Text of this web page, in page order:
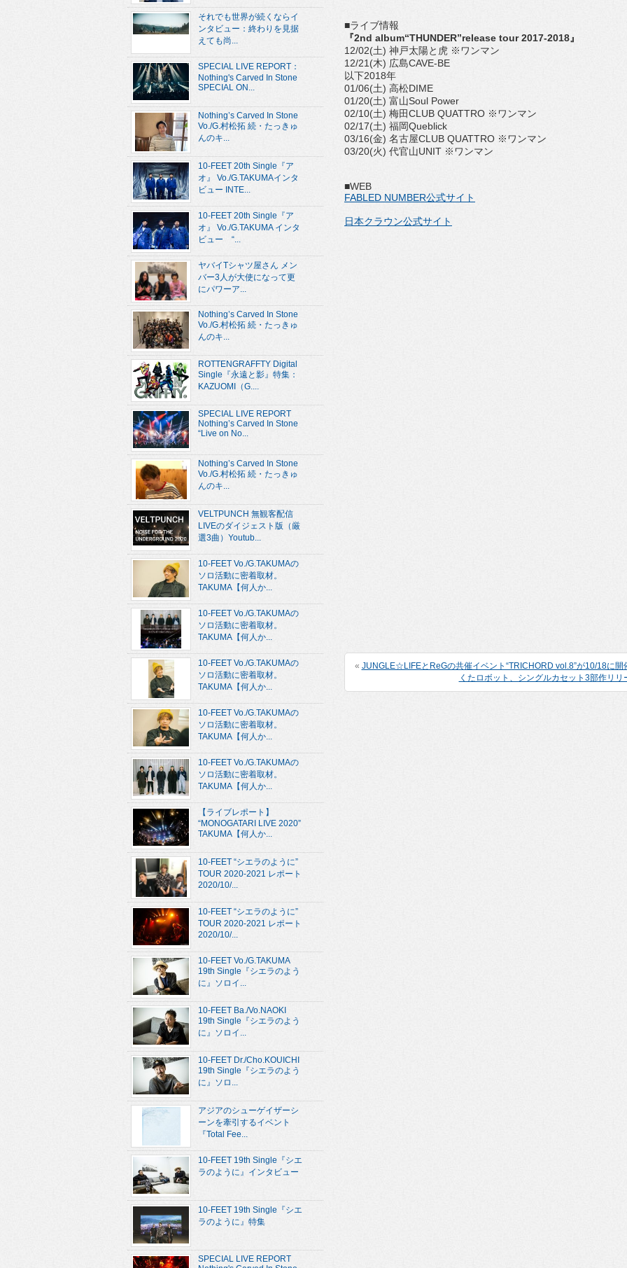
■ライブ情報
『2nd album“THUNDER”release tour 2017-2018』
12/02(土) 神戸太陽と虎 ※ワンマン
12/21(木) 広島CAVE-BE
以下2018年
01/06(土) 高松DIME
01/20(土) 富山Soul Power
02/10(土) 梅田CLUB QUATTRO ※ワンマン
02/17(土) 福岡Queblick
03/16(金) 名古屋CLUB QUATTRO ※ワンマン
03/20(火) 代官山UNIT ※ワンマン
■WEB
FABLED NUMBER公式サイト
日本クラウン公式サイト
« JUNGLE☆LIFEとReGの共催イベント“TRICHORD vol.8”が10/18に
くたロボット、シングルカセット3部作リリ
それでも世界が続くならイ
ンタビュー：終わりを見据
えても尚...
SPECIAL LIVE REPORT：
Nothing's Carved In Stone
SPECIAL ON...
Nothing’s Carved In Stone
Vo./G.村松拓 続・たっきゅ
んのキ...
10-FEET 20th Single『ア
オ』 Vo./G.TAKUMAインタ
ビュー INTE...
10-FEET 20th Single『ア
オ』 Vo./G.TAKUMA インタ
ビュー “...
ヤバイTシャツ屋さん メン
バー3人が大使になって更
にパワーア...
Nothing’s Carved In Stone
Vo./G.村松拓 続・たっきゅ
んのキ...
ROTTENGRAFFTY Digital
Single『永遠と影』特集：
KAZUOMI（G....
SPECIAL LIVE REPORT
Nothing’s Carved In Stone
“Live on No...
Nothing’s Carved In Stone
Vo./G.村松拓 続・たっきゅ
んのキ...
VELTPUNCH 無観客配信
LIVEのダイジェスト版（厳
選3曲）Youtub...
10-FEET Vo./G.TAKUMAの
ソロ活動に密着取材。
TAKUMA【何人か...
10-FEET Vo./G.TAKUMAの
ソロ活動に密着取材。
TAKUMA【何人か...
10-FEET Vo./G.TAKUMAの
ソロ活動に密着取材。
TAKUMA【何人か...
10-FEET Vo./G.TAKUMAの
ソロ活動に密着取材。
TAKUMA【何人か...
10-FEET Vo./G.TAKUMAの
ソロ活動に密着取材。
TAKUMA【何人か...
【ライブレポート】
“MONOGATARI LIVE 2020”
TAKUMA【何人か...
10-FEET “シエラのように”
TOUR 2020-2021 レポート
2020/10/...
10-FEET “シエラのように”
TOUR 2020-2021 レポート
2020/10/...
10-FEET Vo./G.TAKUMA
19th Single『シエラのよう
に』ソロイ...
10-FEET Ba./Vo.NAOKI
19th Single『シエラのよう
に』ソロイ...
10-FEET Dr./Cho.KOUICHI
19th Single『シエラのよう
に』ソロ...
アジアのシューゲイザーシ
ーンを牽引するイベント
『Total Fee...
10-FEET 19th Single『シエ
ラのように』インタビュー
10-FEET 19th Single『シエ
ラのように』特集
SPECIAL LIVE REPORT